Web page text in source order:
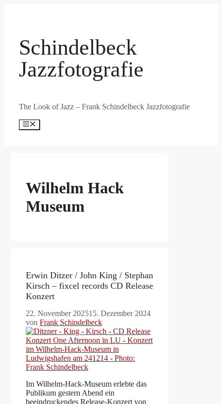
Schindelbeck
Jazzfotografie
The Look of Jazz – Frank Schindelbeck Jazzfotografie
Menü
Wilhelm Hack
Museum
Erwin Ditzer / John King / Stephan
Kirsch – fixcel records CD Release
Konzert
22. November 202515. Dezember 2024
von Frank Schindelbeck
Im Wilhelm-Hack-Museum erlebte das
Publikum gestern Abend ein
beeindruckendes Release-Konzert von